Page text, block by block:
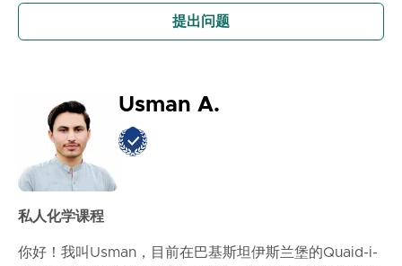
还专注于面向考试的准备、练习题和分析思维，这有助于
学生在测试、作业和竞争性考试中表现更好。如果你是一
不仅在考试中取得成功，还培养他们对化学的真正兴趣。
提出问题
Usman A.
私人化学课程
你好！我叫Usman，目前在巴基斯坦伊斯兰堡的Quaid-i-